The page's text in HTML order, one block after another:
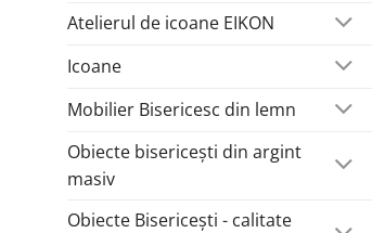
Atelierul de icoane EIKON
Icoane
Mobilier Bisericesc din lemn
Obiecte bisericești din argint
masiv
Obiecte Bisericești - calitate